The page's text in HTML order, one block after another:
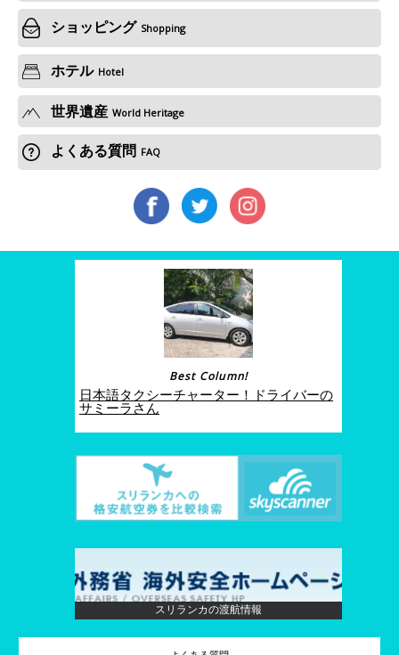
ショッピング Shopping
ホテル Hotel
世界遺産 World Heritage
よくある質問 FAQ
Best Column!
日本語タクシーチャーター！ドライバーの
サミーラさん
スリランカの渡航情報